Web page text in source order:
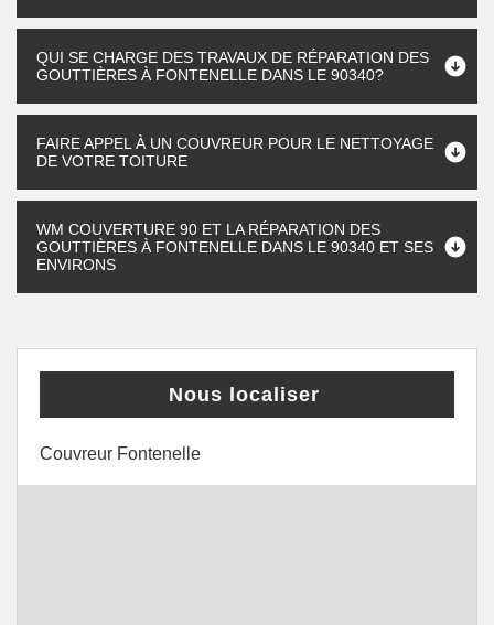
QUI SE CHARGE DES TRAVAUX DE RÉPARATION DES
GOUTTIÈRES À FONTENELLE DANS LE 90340?
FAIRE APPEL À UN COUVREUR POUR LE NETTOYAGE
DE VOTRE TOITURE
WM COUVERTURE 90 ET LA RÉPARATION DES
GOUTTIÈRES À FONTENELLE DANS LE 90340 ET SES
ENVIRONS
Nous localiser
Couvreur Fontenelle